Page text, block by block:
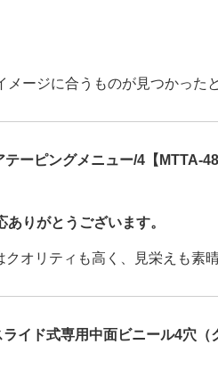
メージに合うものが見つかった
テーピングメニュー/4【MTTA-48
ありがとうございます。
クオリティも高く、見栄えも素
ライド式専用中面ビニール4穴（